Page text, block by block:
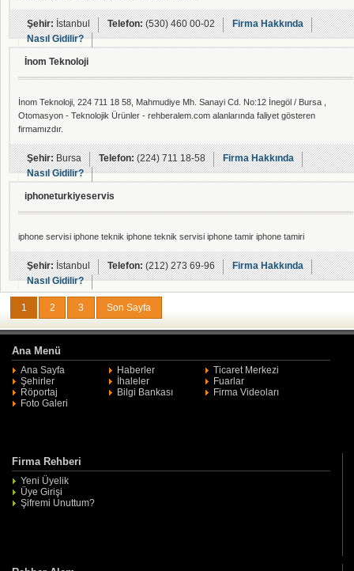
Şehir:İstanbul Telefon:(530) 460 00-02
Firma Hakkında
Nasıl Gidilir?
İnom Teknoloji
İnom Teknoloji, 224 711 18 58, Mahmudiye Mh. Sanayi Cd. No:12 İnegöl / Bursa ,
Otomasyon - Teknolojik Ürünler - rehberalem.com alanlarında faliyet gösteren
firmamızdır.
Şehir:Bursa Telefon:(224) 711 18-58
Firma Hakkında
Nasıl Gidilir?
iphoneturkiyeservis
iphone servisi iphone teknik iphone teknik servisi iphone tamir iphone tamiri
Şehir:İstanbul Telefon:(212) 273 69-96
Firma Hakkında
Nasıl Gidilir?
1 2 3 Son Sayfa
Ana Menü
Ana Sayfa Haberler
Ticaret Merkezi
Şehirler
İhaleler
Fuarlar
Röportaj
Bilgi Bankası
Firma Videoları
Foto Galeri
Firma Rehberi
Yeni Üyelik
Üye Girişi
Şifremi Unuttum?